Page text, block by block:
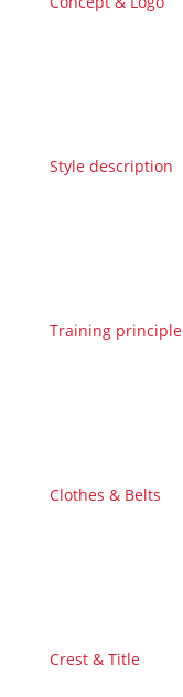
Style description
Training principle
Clothes & Belts
Crest & Title